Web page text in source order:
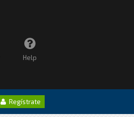
Help
Regístrate